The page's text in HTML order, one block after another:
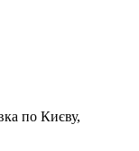
по Києву,